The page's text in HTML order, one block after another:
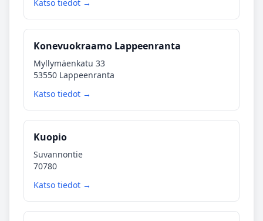
Katso tiedot →
Konevuokraamo Lappeenranta
Myllymäenkatu 33
53550 Lappeenranta
Katso tiedot →
Kuopio
Suvannontie
70780
Katso tiedot →